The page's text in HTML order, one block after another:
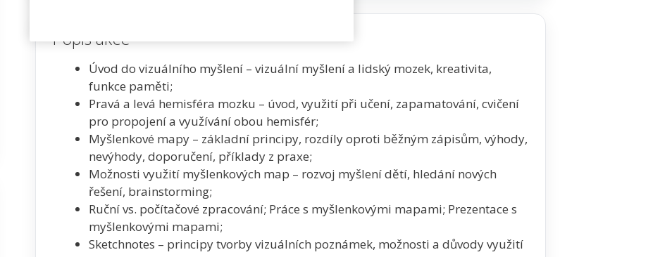
Popis akce
Úvod do vizuálního myšlení – vizuální myšlení a lidský mozek, kreativita,
funkce paměti;
Pravá a levá hemisféra mozku – úvod, využití při učení, zapamatování, cvičení
pro propojení a využívání obou hemisfér;
Myšlenkové mapy – základní principy, rozdíly oproti běžným zápisům, výhody,
nevýhody, doporučení, příklady z praxe;
Možnosti využití myšlenkových map – rozvoj myšlení dětí, hledání nových
řešení, brainstorming;
Ruční vs. počítačové zpracování; Práce s myšlenkovými mapami; Prezentace s
myšlenkovými mapami;
Sketchnotes – principy tvorby vizuálních poznámek, možnosti a důvody využití